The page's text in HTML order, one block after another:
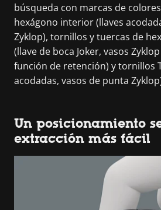
búsqueda con marcas de
hexágono interior (llaves
Zyklop), tornillos y tuercas de
(llave de boca Joker, vasos
función de retención) y tornillos
acodadas, vasos de punta
Un posicionamiento
extracción más fácil